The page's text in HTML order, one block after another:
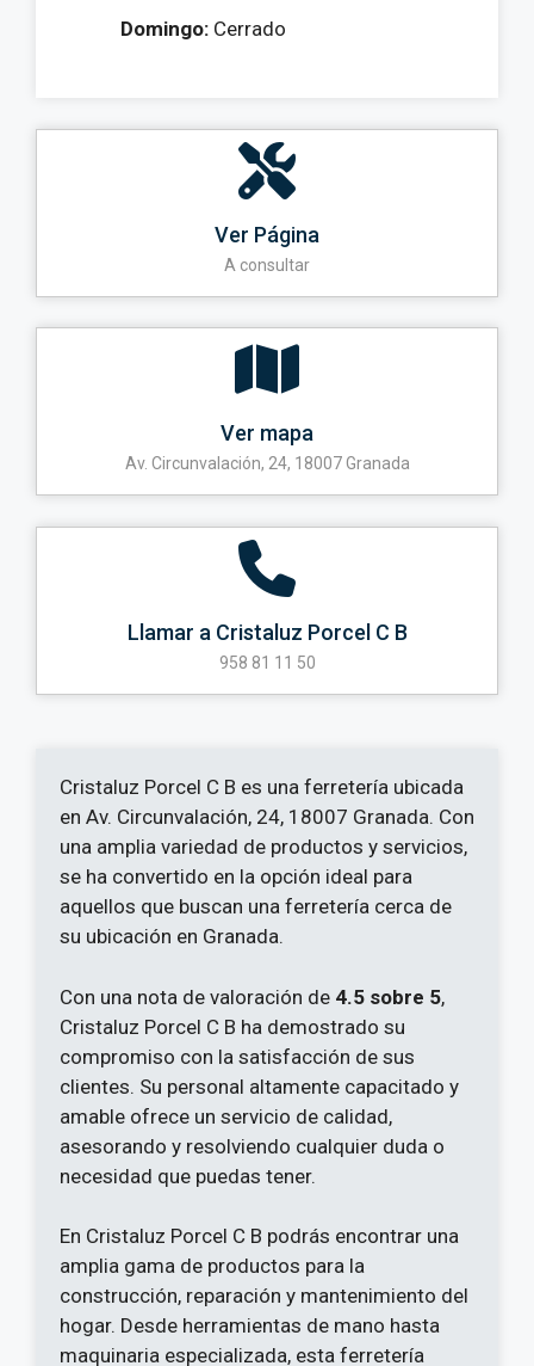
Domingo: Cerrado
Ver Página
A consultar
Ver mapa
Av. Circunvalación, 24, 18007 Granada
Llamar a Cristaluz Porcel C B
958 81 11 50
Cristaluz Porcel C B es una ferretería ubicada
en Av. Circunvalación, 24, 18007 Granada. Con
una amplia variedad de productos y servicios,
se ha convertido en la opción ideal para
aquellos que buscan una ferretería cerca de
su ubicación en Granada.
Con una nota de valoración de 4.5 sobre 5,
Cristaluz Porcel C B ha demostrado su
compromiso con la satisfacción de sus
clientes. Su personal altamente capacitado y
amable ofrece un servicio de calidad,
asesorando y resolviendo cualquier duda o
necesidad que puedas tener.
En Cristaluz Porcel C B podrás encontrar una
amplia gama de productos para la
construcción, reparación y mantenimiento del
hogar. Desde herramientas de mano hasta
maquinaria especializada, esta ferretería